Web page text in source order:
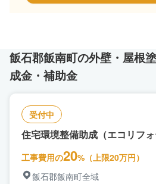
飯石郡飯南町の外壁・屋根
成金・補助金
受付中
住宅環境整備助成（エコリフォ
工事費用の20%（上限20万円）
飯石郡飯南町全域